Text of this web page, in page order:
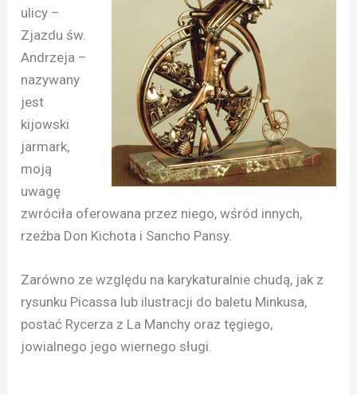
ulicy –
Zjazdu św.
Andrzeja –
nazywany
jest
kijowski
jarmark,
moją
uwagę
zwróciła oferowana przez niego, wśród innych,
rzeźba Don Kichota i Sancho Pansy.
Zarówno ze względu na karykaturalnie chudą, jak z
rysunku Picassa lub ilustracji do baletu Minkusa,
postać Rycerza z La Manchy oraz tęgiego,
jowialnego jego wiernego sługi.